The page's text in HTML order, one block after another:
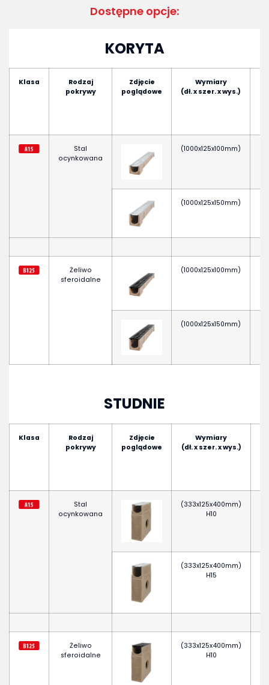
Dostępne opcje:
KORYTA
Klasa
Rodzaj
pokrywy
Zdjęcie
poglądowe
Wymiary
(dł. x szer. x wys.)
Stal
ocynkowana
(1000x125x100mm)
(1000x125x150mm)
Żeliwo
sferoidalne
(1000x125x100mm)
(1000x125x150mm)
STUDNIE
Klasa
Rodzaj
pokrywy
Zdjęcie
poglądowe
Wymiary
(dł. x szer. x wys.)
Stal
ocynkowana
(333x125x400mm)
H10
(333x125x400mm)
H15
Żeliwo
sferoidalne
(333x125x400mm)
H10